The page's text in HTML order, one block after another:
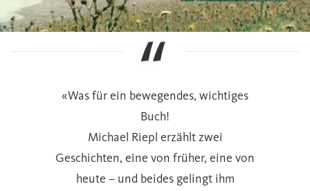
«Was für ein bewegendes, wichtiges
Buch!
Michael Riepl erzählt zwei
Geschichten, eine von früher, eine von
heute – und beides gelingt ihm